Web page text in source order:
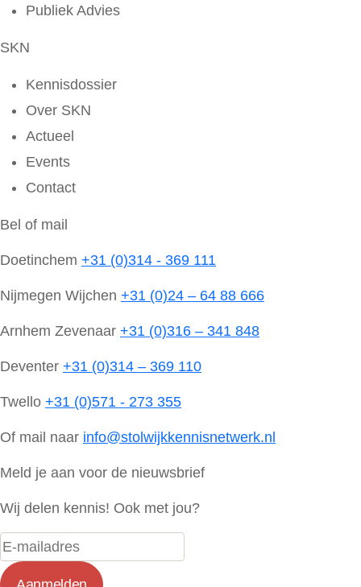
Publiek Advies
SKN
Kennisdossier
Over SKN
Actueel
Events
Contact
Bel of mail
Doetinchem +31 (0)314 - 369 111
Nijmegen Wijchen +31 (0)24 – 64 88 666
Arnhem Zevenaar +31 (0)316 – 341 848
Deventer +31 (0)314 – 369 110
Twello +31 (0)571 - 273 355
Of mail naar info@stolwijkkennisnetwerk.nl
Meld je aan voor de nieuwsbrief
Wij delen kennis! Ook met jou?